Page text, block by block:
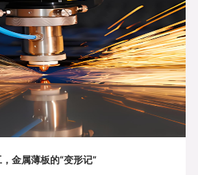
金属薄板的“变形记”